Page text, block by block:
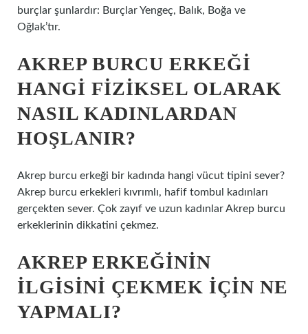
burçlar şunlardır: Burçlar Yengeç, Balık, Boğa ve
Oğlak’tır.
AKREP BURCU ERKEĞI
HANGI FIZIKSEL OLARAK
NASIL KADINLARDAN
HOŞLANIR?
Akrep burcu erkeği bir kadında hangi vücut tipini sever?
Akrep burcu erkekleri kıvrımlı, hafif tombul kadınları
gerçekten sever. Çok zayıf ve uzun kadınlar Akrep burcu
erkeklerinin dikkatini çekmez.
AKREP ERKEĞININ
ILGISINI ÇEKMEK IÇIN NE
YAPMALI?